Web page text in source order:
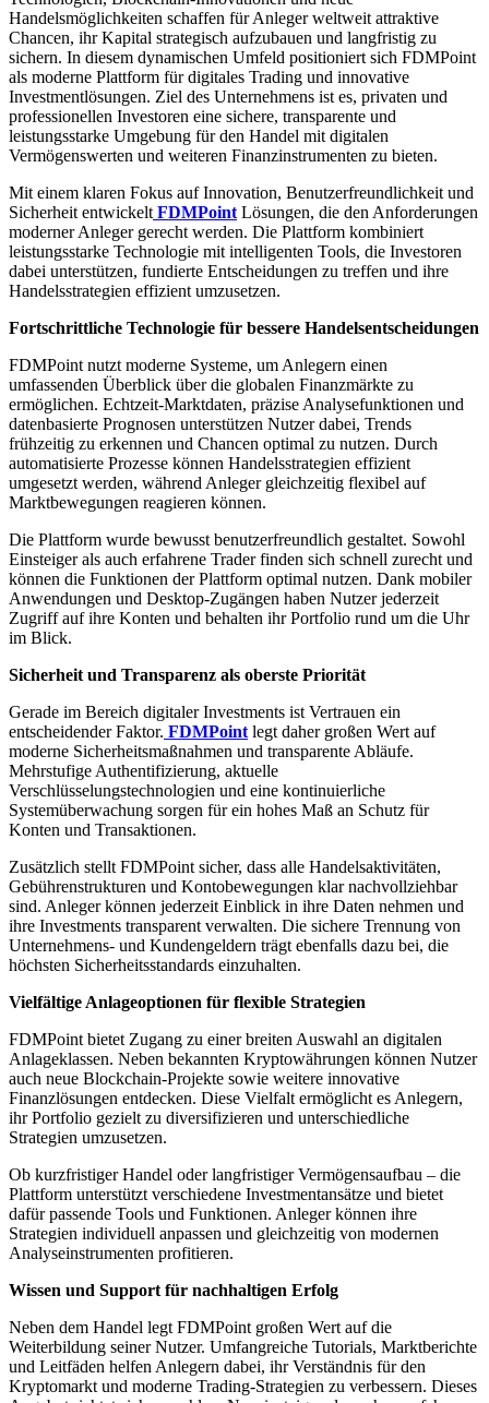
Handelsmöglichkeiten schaffen für Anleger weltweit attraktive
Chancen, ihr Kapital strategisch aufzubauen und langfristig zu
sichern. In diesem dynamischen Umfeld positioniert sich FDMPoint
als moderne Plattform für digitales Trading und innovative
Investmentlösungen. Ziel des Unternehmens ist es, privaten und
professionellen Investoren eine sichere, transparente und
leistungsstarke Umgebung für den Handel mit digitalen
Vermögenswerten und weiteren Finanzinstrumenten zu bieten.
Mit einem klaren Fokus auf Innovation, Benutzerfreundlichkeit und
Sicherheit entwickelt FDMPoint Lösungen, die den Anforderungen
moderner Anleger gerecht werden. Die Plattform kombiniert
leistungsstarke Technologie mit intelligenten Tools, die Investoren
dabei unterstützen, fundierte Entscheidungen zu treffen und ihre
Handelsstrategien effizient umzusetzen.
Fortschrittliche Technologie für bessere Handelsentscheidungen
FDMPoint nutzt moderne Systeme, um Anlegern einen
umfassenden Überblick über die globalen Finanzmärkte zu
ermöglichen. Echtzeit-Marktdaten, präzise Analysefunktionen und
datenbasierte Prognosen unterstützen Nutzer dabei, Trends
frühzeitig zu erkennen und Chancen optimal zu nutzen. Durch
automatisierte Prozesse können Handelsstrategien effizient
umgesetzt werden, während Anleger gleichzeitig flexibel auf
Marktbewegungen reagieren können.
Die Plattform wurde bewusst benutzerfreundlich gestaltet. Sowohl
Einsteiger als auch erfahrene Trader finden sich schnell zurecht und
können die Funktionen der Plattform optimal nutzen. Dank mobiler
Anwendungen und Desktop-Zugängen haben Nutzer jederzeit
Zugriff auf ihre Konten und behalten ihr Portfolio rund um die Uhr
im Blick.
Sicherheit und Transparenz als oberste Priorität
Gerade im Bereich digitaler Investments ist Vertrauen ein
entscheidender Faktor. FDMPoint legt daher großen Wert auf
moderne Sicherheitsmaßnahmen und transparente Abläufe.
Mehrstufige Authentifizierung, aktuelle
Verschlüsselungstechnologien und eine kontinuierliche
Systemüberwachung sorgen für ein hohes Maß an Schutz für
Konten und Transaktionen.
Zusätzlich stellt FDMPoint sicher, dass alle Handelsaktivitäten,
Gebührenstrukturen und Kontobewegungen klar nachvollziehbar
sind. Anleger können jederzeit Einblick in ihre Daten nehmen und
ihre Investments transparent verwalten. Die sichere Trennung von
Unternehmens- und Kundengeldern trägt ebenfalls dazu bei, die
höchsten Sicherheitsstandards einzuhalten.
Vielfältige Anlageoptionen für flexible Strategien
FDMPoint bietet Zugang zu einer breiten Auswahl an digitalen
Anlageklassen. Neben bekannten Kryptowährungen können Nutzer
auch neue Blockchain-Projekte sowie weitere innovative
Finanzlösungen entdecken. Diese Vielfalt ermöglicht es Anlegern,
ihr Portfolio gezielt zu diversifizieren und unterschiedliche
Strategien umzusetzen.
Ob kurzfristiger Handel oder langfristiger Vermögensaufbau – die
Plattform unterstützt verschiedene Investmentansätze und bietet
dafür passende Tools und Funktionen. Anleger können ihre
Strategien individuell anpassen und gleichzeitig von modernen
Analyseinstrumenten profitieren.
Wissen und Support für nachhaltigen Erfolg
Neben dem Handel legt FDMPoint großen Wert auf die
Weiterbildung seiner Nutzer. Umfangreiche Tutorials, Marktberichte
und Leitfäden helfen Anlegern dabei, ihr Verständnis für den
Kryptomarkt und moderne Trading-Strategien zu verbessern. Dieses